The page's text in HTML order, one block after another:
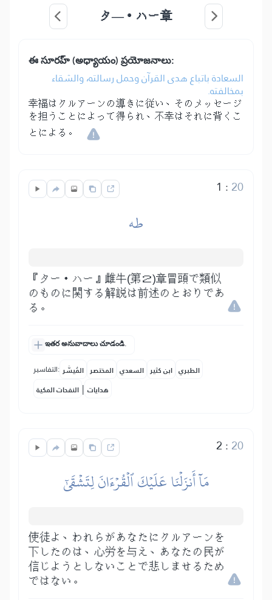
タ―・ハー章
ఈ సూరహ్ (అధ్యాయం) ప్రయోజనాలు:
السعادة باتباع هدى القرآن وحمل رسالته، والشقاء
بمخالفته.
幸福はクルアーンの導きに従い、そのメッセージ
を担うことによって得られ、不幸はそれに背くこ
とによる。
1 : 20
طه
『ター・ハー』雌牛(第２)章冒頭で類似
のものに関する解説は前述のとおりであ
る。
ఇతర అనువాదాలు చూడండి.
التفاسير: المُيسَّر المختصر السعدي ابن كثير الطبري
النفحات المكية | هدايات
2 : 20
مَآ أَنزَلۡنَا عَلَيۡكَ ٱلۡقُرۡءَانَ لِتَشۡقَىٰٓ
使徒よ、われらがあなたにクルアーンを
下したのは、心労を与え、あなたの民が
信じようとしないことで悲しませるため
ではない。